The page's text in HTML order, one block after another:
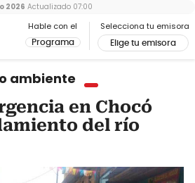
Hable con el
Programa
Selecciona tu emisora
Elige tu emisora
2026 Actualizado 07:00
ambiente
en Chocó
del río